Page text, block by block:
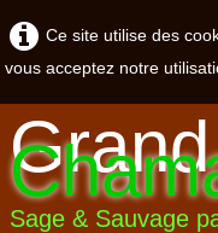
Ce site utilise des
vous acceptez notre
Sage & Sauvage